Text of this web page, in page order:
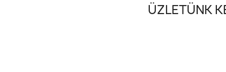
ÜZLETÜNK